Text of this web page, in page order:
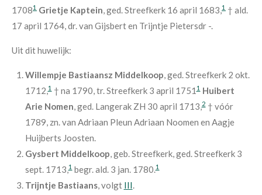
17081 Grietje Kaptein, ged. Streefkerk 16 april 1683,1 † ald.
17 april 1764, dr. van Gijsbert en Trijntje Pietersdr -.
Uit dit huwelijk:
Willempje Bastiaansz Middelkoop, ged. Streefkerk 2 okt.
1712,1† na 1790, tr. Streefkerk 3 april 17511 Huibert
Arie Nomen, ged. Langerak ZH 30 april 1713,2† vóór
1789, zn. van Adriaan Pleun Adriaan Noomen en Aagje
Huijberts Joosten.
Gysbert Middelkoop, geb. Streefkerk, ged. Streefkerk 3
sept. 1713,1begr. ald. 3 jan. 1780.1
Trijntje Bastiaans, volgt III.